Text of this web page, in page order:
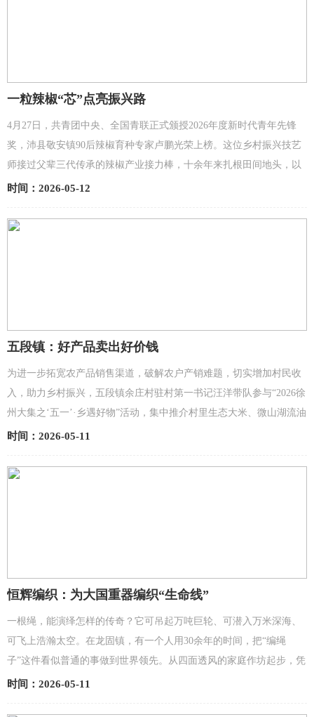
一粒辣椒“芯”点亮振兴路
4月27日，共青团中央、全国青联正式颁授2026年度新时代青年先锋
奖，沛县敬安镇90后辣椒育种专家卢鹏光荣上榜。这位乡村振兴技艺
师接过父辈三代传承的辣椒产业接力棒，十余年来扎根田间地头，以
科技赋能种业，用一粒粒小小的辣椒种子，为乡村振兴...
时间：2026-05-12
五段镇：好产品卖出好价钱
为进一步拓宽农产品销售渠道，破解农户产销难题，切实增加村民收
入，助力乡村振兴，五段镇余庄村驻村第一书记汪洋带队参与“2026徐
州大集之‘五一’·乡遇好物”活动，集中推介村里生态大米、微山湖流油
咸鸭蛋等特色农优产品。据了解，余庄村地处微山...
时间：2026-05-11
恒辉编织：为大国重器编织“生命线”
一根绳，能演绎怎样的传奇？它可吊起万吨巨轮、可潜入万米深海、
可飞上浩瀚太空。在龙固镇，有一个人用30余年的时间，把“编绳
子”这件看似普通的事做到世界领先。从四面透风的家庭作坊起步，凭
坚守与钻研打破国外垄断，产品配套大国重器、畅销70多个...
时间：2026-05-11